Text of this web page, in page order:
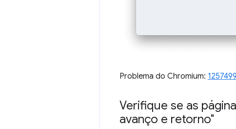
Problema do Chromium: 1257499
Verifique se as
avanço e retorno"